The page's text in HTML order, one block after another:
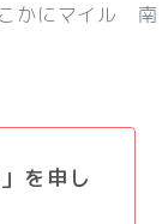
かにマイル 南
を申し